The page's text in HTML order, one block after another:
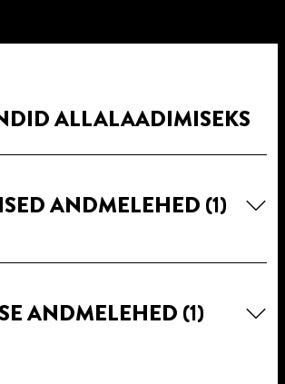
ALLALAADIMISEKS
ANDMELEHED (1)
ANDMELEHED (1)